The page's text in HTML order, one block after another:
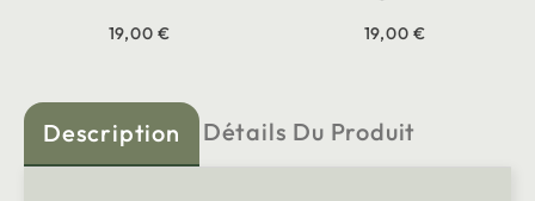
19,00 € 19,00 €
Description Détails Du Produit